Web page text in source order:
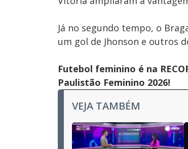
Já no segundo tempo, o
um gol de Jhonson e outros
Futebol feminino é na
Paulistão Feminino 2026!
VEJA TAMBÉM